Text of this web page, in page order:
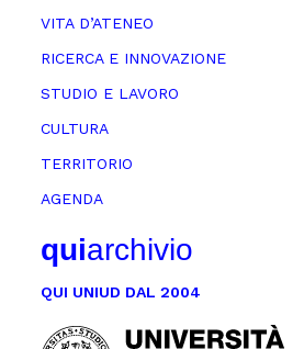
VITA D’ATENEO
RICERCA E INNOVAZIONE
STUDIO E LAVORO
CULTURA
TERRITORIO
AGENDA
quiarchivio
QUI UNIUD DAL 2004